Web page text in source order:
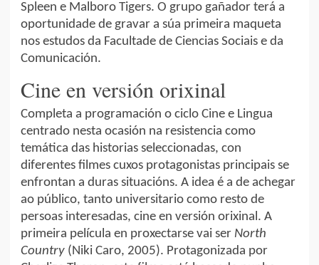
Spleen e Malboro Tigers. O grupo gañador terá a
oportunidade de gravar a súa primeira maqueta
nos estudos da Facultade de Ciencias Sociais e da
Comunicación.
Cine en versión orixinal
Completa a programación o ciclo Cine e Lingua
centrado nesta ocasión na resistencia como
temática das historias seleccionadas, con
diferentes filmes cuxos protagonistas principais se
enfrontan a duras situacións. A idea é a de achegar
ao público, tanto universitario como resto de
persoas interesadas, cine en versión orixinal. A
primeira película en proxectarse vai ser North
Country (Niki Caro, 2005). Protagonizada por